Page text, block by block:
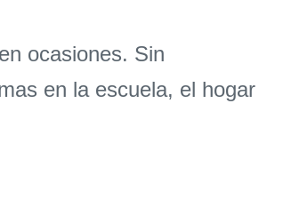
ocasiones. Sin
en la escuela, el hogar